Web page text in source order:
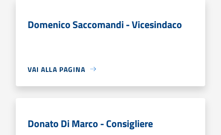
Domenico Saccomandi - Vicesindaco
VAI ALLA PAGINA
Donato Di Marco - Consigliere